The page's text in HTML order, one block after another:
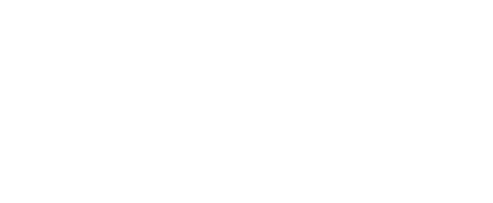
en las bases de datos globales, ninguna cámara